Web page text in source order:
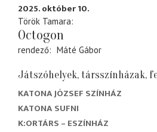
2025. október 10.
Török Tamara
Octogon
rendező Máté Gábor
Játszóhelyek, társszínházak,
KATONA JÓZSEF SZÍNHÁZ
KATONA SUFNI
K:ORTÁRS – ESZÍNHÁZ